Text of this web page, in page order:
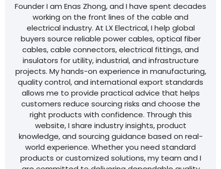
Founder I am Enas Zhong, and I have spent decades
working on the front lines of the cable and
electrical industry. At LX Electrical, I help global
buyers source reliable power cables, optical fiber
cables, cable connectors, electrical fittings, and
insulators for utility, industrial, and infrastructure
projects. My hands-on experience in manufacturing,
quality control, and international export standards
allows me to provide practical advice that helps
customers reduce sourcing risks and choose the
right products with confidence. Through this
website, I share industry insights, product
knowledge, and sourcing guidance based on real-
world experience. Whether you need standard
products or customized solutions, my team and I